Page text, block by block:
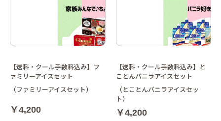
【送料・クール手数料込み】フ
ァミリーアイスセット
（ファミリーアイスセット）
￥4,200
【送料・クール手数料込み】と
ことんバニラアイスセット
（とことんバニラアイスセッ
ト）
￥4,200